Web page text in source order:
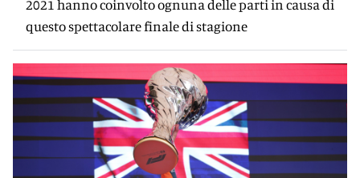
2021 hanno coinvolto ognuna delle parti in causa di
questo spettacolare finale di stagione